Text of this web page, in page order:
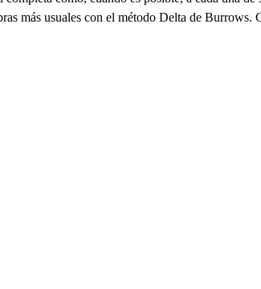
más usuales con el método Delta de